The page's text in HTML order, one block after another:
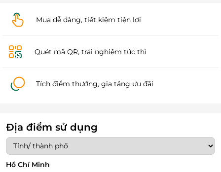
Mua dễ dàng, tiết kiệm tiện lợi
Quét mã QR, trải nghiệm tức thì
Tích điểm thưởng, gia tăng ưu đãi
Địa điểm sử dụng
Hồ Chí Minh